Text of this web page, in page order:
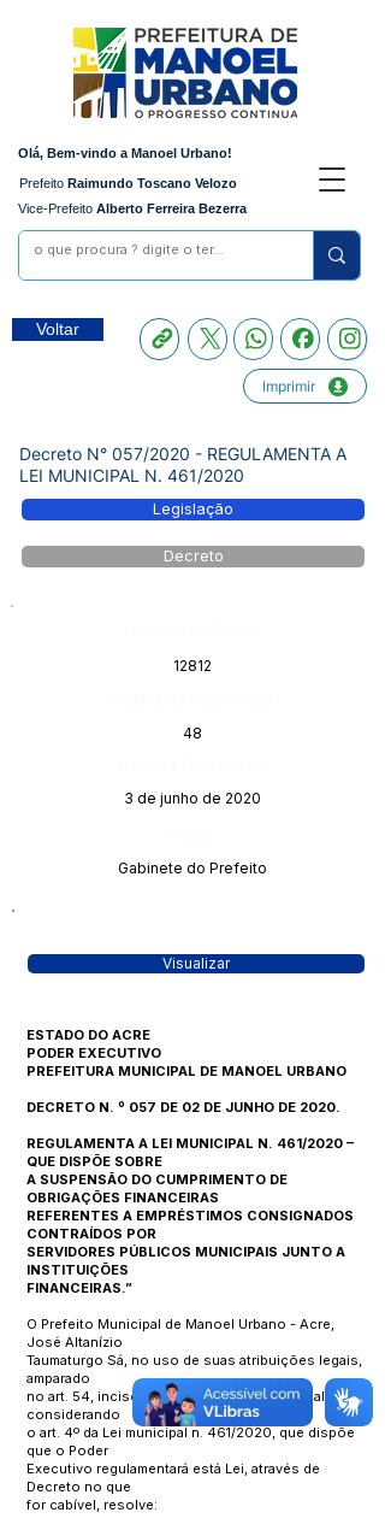
Olá, Bem-vindo a Manoel Urbano!
Prefeito Raimundo Toscano Velozo
Vice-Prefeito Alberto Ferreira Bezerra
Voltar
Imprimir
Decreto N° 057/2020 - REGULAMENTA A
LEI MUNICIPAL N. 461/2020
Legislação
Decreto
12812
48
3 de junho de 2020
Gabinete do Prefeito
Visualizar
ESTADO DO ACRE
PODER EXECUTIVO
PREFEITURA MUNICIPAL DE MANOEL URBANO
DECRETO N. º 057 DE 02 DE JUNHO DE 2020.
REGULAMENTA A LEI MUNICIPAL N. 461/2020 –
QUE DISPÕE SOBRE
A SUSPENSÃO DO CUMPRIMENTO DE
OBRIGAÇÕES FINANCEIRAS
REFERENTES A EMPRÉSTIMOS CONSIGNADOS
CONTRAÍDOS POR
SERVIDORES PÚBLICOS MUNICIPAIS JUNTO A
INSTITUIÇÕES
FINANCEIRAS.”
O Prefeito Municipal de Manoel Urbano - Acre,
José Altanízio
Taumaturgo Sá, no uso de suas atribuições legais,
amparado
no art. 54, inciso V da Lei Orgânica Municipal e
considerando
o art. 4º da Lei municipal n. 461/2020, que dispõe
que o Poder
Executivo regulamentará está Lei, através de
Decreto no que
for cabível, resolve: